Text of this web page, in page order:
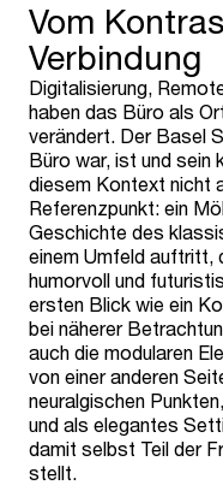
Vom
Verbindung
Digitalisierung,
haben das Büro als
verändert. Der Basel
Büro war, ist und sein
diesem Kontext nicht
Referenzpunkt: ein
Geschichte des
einem Umfeld auftritt,
humorvoll und
ersten Blick wie ein
bei näherer
auch die modularen
von einer anderen
neuralgischen
und als elegantes
damit selbst Teil der
stellt.